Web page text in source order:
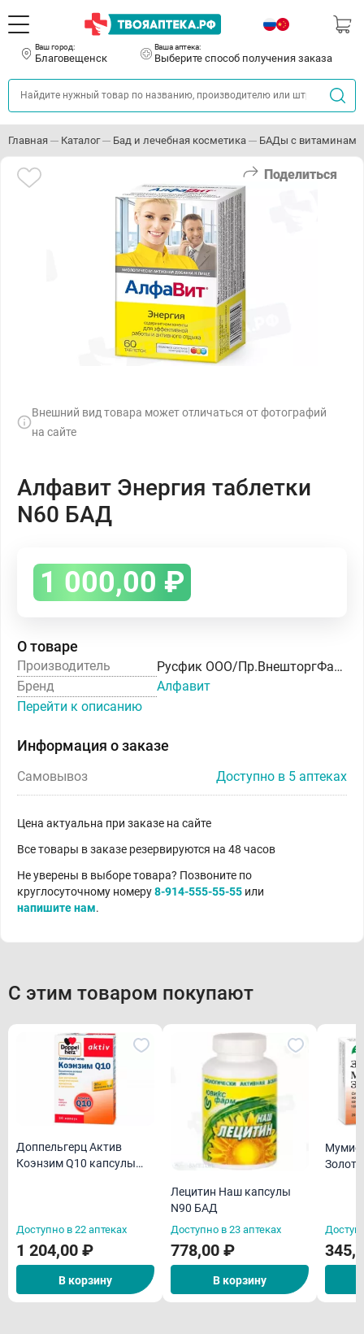
Ваш город:
Благовещенск
Ваша аптека:
Выберите способ получения заказа
Главная Каталог Бад и лечебная косметика БАДы с
Поделиться
Внешний вид товара может отличаться от фотографий
на сайте
Алфавит Энергия таблетки
N60 БАД
1 000,00 ₽
О товаре
Производитель
Русфик ООО/Пр.ВнешторгФарма (ВТФ) ООО
Бренд
Алфавит
Перейти к описанию
Информация о заказе
Самовывоз Доступно в 5 аптеках
Цена актуальна при заказе на сайте
Все товары в заказе резервируются на 48 часов
Не уверены в выборе товара? Позвоните по
круглосуточному номеру8-914-555-55-55 или
напишите нам.
С этим товаром покупают
Доппельгерц Актив
Коэнзим Q10 капсулы
Доступно в 22 аптеках
1 204,00 ₽
В корзину
Лецитин Наш капсулы
N90 БАД
Доступно в 23 аптеках
778,00 ₽
В корзину
Мумие